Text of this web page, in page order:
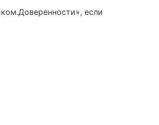
если